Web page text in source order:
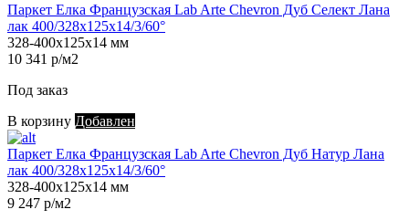
Паркет Елка Французская Lab Arte Chevron Дуб Селект Лана
лак 400/328х125х14/3/60°
328-400х125х14 мм
10 341 р/м2
Под заказ
В корзину Добавлен
Паркет Елка Французская Lab Arte Chevron Дуб Натур Лана
лак 400/328х125х14/3/60°
328-400х125х14 мм
9 247 р/м2